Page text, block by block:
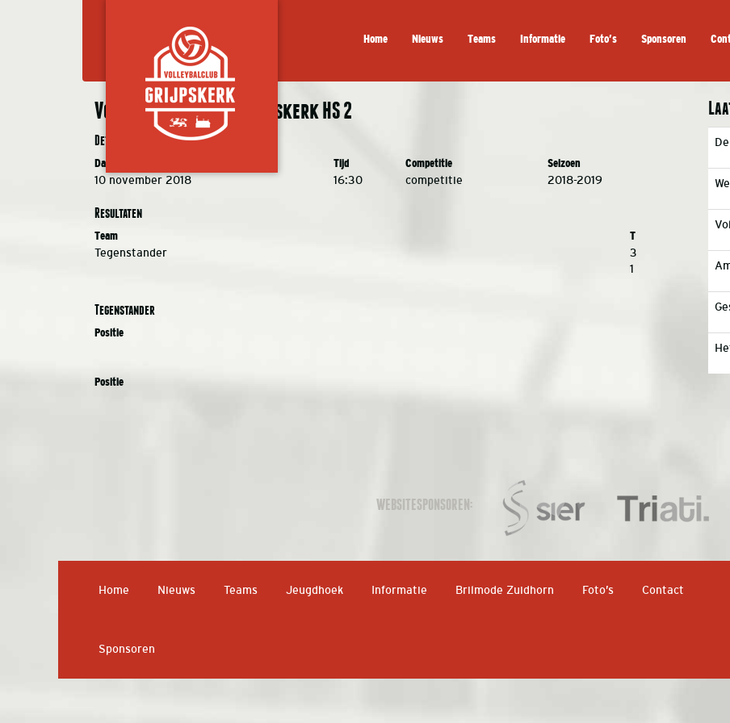
Home Nieuws Teams Informatie Foto’s Sponsoren
Voklubol HS 2 – VC Grijpskerk HS 2
Details
Datum Tijd Competitie Seizoen
10 november 2018 16:30 competitie 2018-2019
Resultaten
Team T
Tegenstander
3
1
Tegenstander
Positie
Positie
WEBSITESPONSOREN:
Home Nieuws Teams Jeugdhoek Informatie Brilmode Zuidhorn Foto’s Contact
Sponsoren